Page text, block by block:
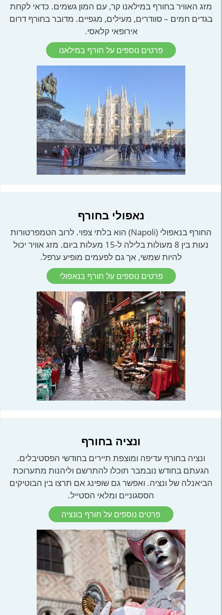
מזג האוויר בחורף במילאנו קר, עם המון גשמים. כדאי לקחת
בגדים חמים – סוודרים, מעילים, מגפיים. מדובר בחורף דרום
אירופאי קלאסי.
פרטים נוספים על חורף במילאנו
נאפולי בחורף
החורף בנאפולי (Napoli) הוא בלתי צפוי. לרוב הטמפרטורות
נעות בין 8 מעולות בלילה ל-15 מעלות ביום. מזג אוויר יכול
להיות שמשי, אך גם לפעמים מופיע ערפל.
פרטים נוספים על חורף בנאפולי
ונציה בחורף
ונציה בחורף עדיפה ומוצפת תיירים בחודשי הפסטיבלים.
הגעתם בחודש נובמבר תוכלו להתרשם וליהנות מתערוכת
הביאנלה של ונציה. ואפשר גם שופינג אם תרצו בין הבוטיקים
הססגוניים ומלאי הסטייל.
פרטים נוספים על חורף בונציה